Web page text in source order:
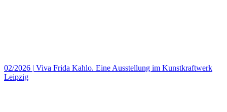
02/2026 | Viva Frida Kahlo. Eine Ausstellung im Kunstkraftwerk
Leipzig